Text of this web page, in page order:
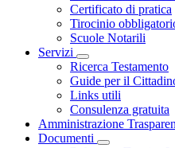
Certificato di pratica
Tirocinio
Scuole Notarili
Servizi
Visualizza menù di
Ricerca Testamento
Guide per il
Links utili
Consulenza gratuita
Amministrazione
Documenti